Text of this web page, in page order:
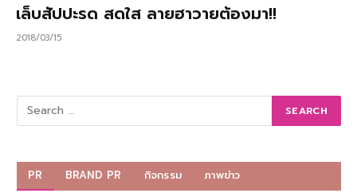
เล็บสัปปะรด สดใส ลายฮาวายต้องมา!!
2018/03/15
PR BRAND PR กิจกรรม ภาพข่าว